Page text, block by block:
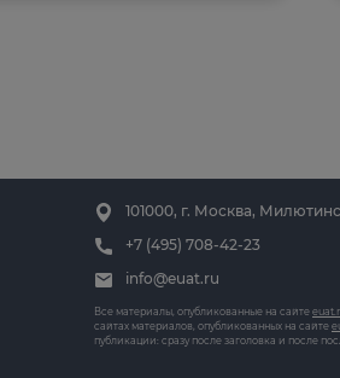
101000, г. Москва,
+7 (495) 708-42-23
info@euat.ru
Все материалы, опубликованные на сайте
сайтах материалов, опубликованных на сайте
публикации: сразу после заголовка и после